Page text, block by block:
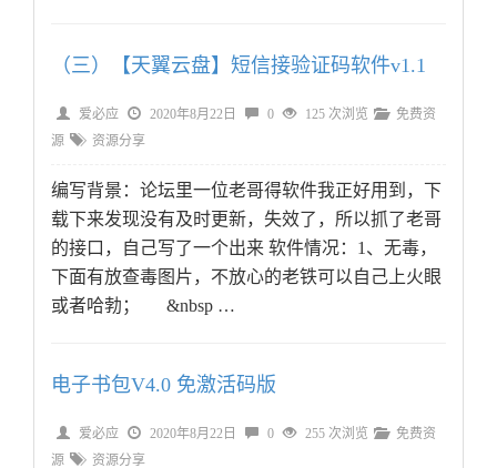
（三）【天翼云盘】短信接验证码软件v1.1
爱必应 2020年8月22日 0 125 次浏览
免费资
源
资源分享
编写背景：论坛里一位老哥得软件我正好用到，下
载下来发现没有及时更新，失效了，所以抓了老哥
的接口，自己写了一个出来 软件情况：1、无毒，
下面有放查毒图片，不放心的老铁可以自己上火眼
或者哈勃； &nbsp …
电子书包V4.0 免激活码版
爱必应 2020年8月22日 0 255 次浏览
免费资
源
资源分享